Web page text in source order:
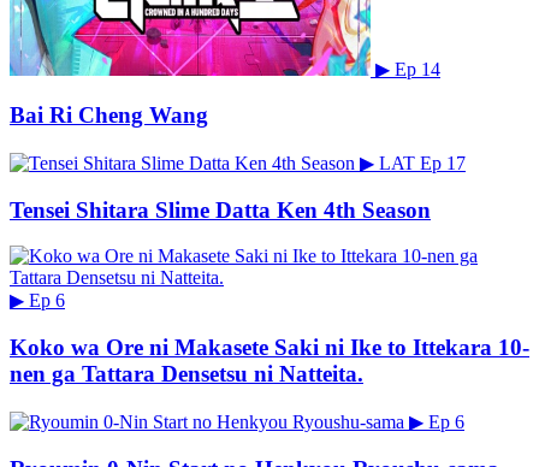
▶ Ep 14
Bai Ri Cheng Wang
▶ LAT Ep 17
Tensei Shitara Slime Datta Ken 4th Season
▶ Ep 6
Koko wa Ore ni Makasete Saki ni Ike to Ittekara 10-
nen ga Tattara Densetsu ni Natteita.
▶ Ep 6